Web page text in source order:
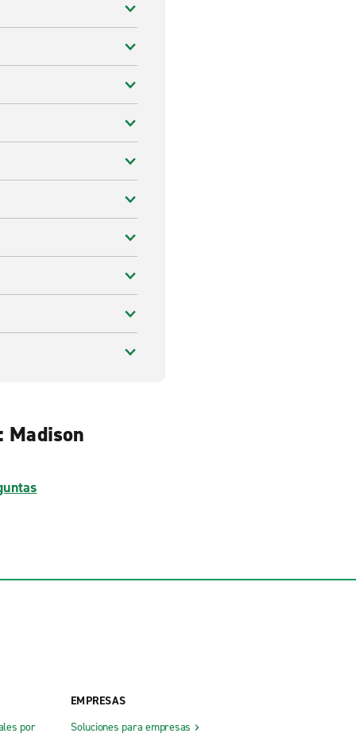
Madison
por
EMPRESAS
Soluciones para empresas